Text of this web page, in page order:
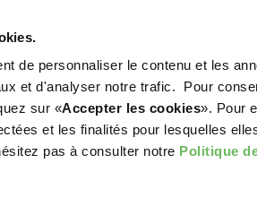
de personnaliser le contenu et les
et d'analyser notre trafic. Pour
sur «Accepter les cookies». Pour
et les finalités pour lesquelles
pas à consulter notre Politique
WORLD OF LOVE